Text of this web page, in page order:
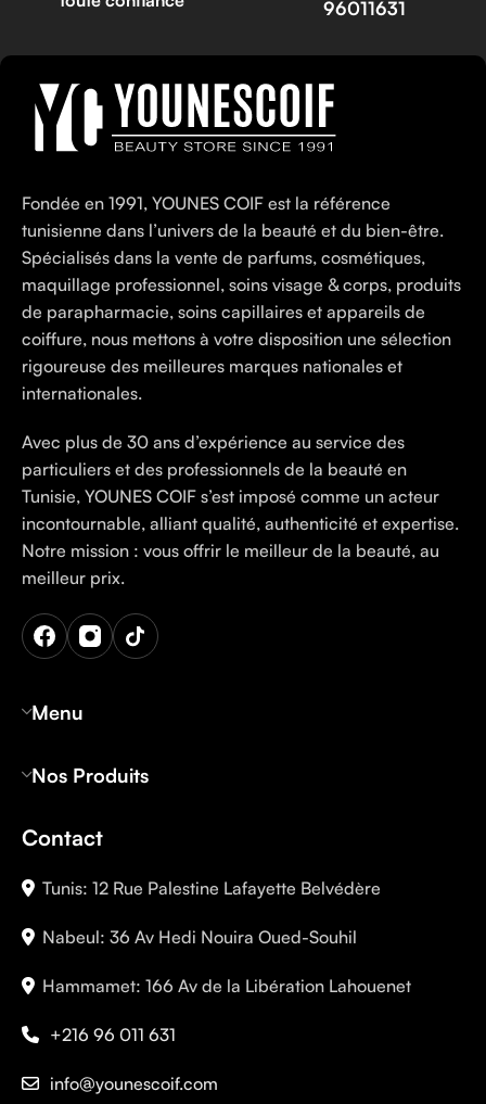
96011631
Fondée en 1991, YOUNES COIF est la référence
tunisienne dans l’univers de la beauté et du bien-être.
Spécialisés dans la vente de parfums, cosmétiques,
maquillage professionnel, soins visage & corps, produits
de parapharmacie, soins capillaires et appareils de
coiffure, nous mettons à votre disposition une sélection
rigoureuse des meilleures marques nationales et
internationales.
Avec plus de 30 ans d’expérience au service des
particuliers et des professionnels de la beauté en
Tunisie, YOUNES COIF s’est imposé comme un acteur
incontournable, alliant qualité, authenticité et expertise.
Notre mission : vous offrir le meilleur de la beauté, au
meilleur prix.
Menu
Nos Produits
Contact
Tunis: 12 Rue Palestine Lafayette Belvédère
Nabeul: 36 Av Hedi Nouira Oued-Souhil
Hammamet: 166 Av de la Libération Lahouenet
+216 96 011 631
info@younescoif.com